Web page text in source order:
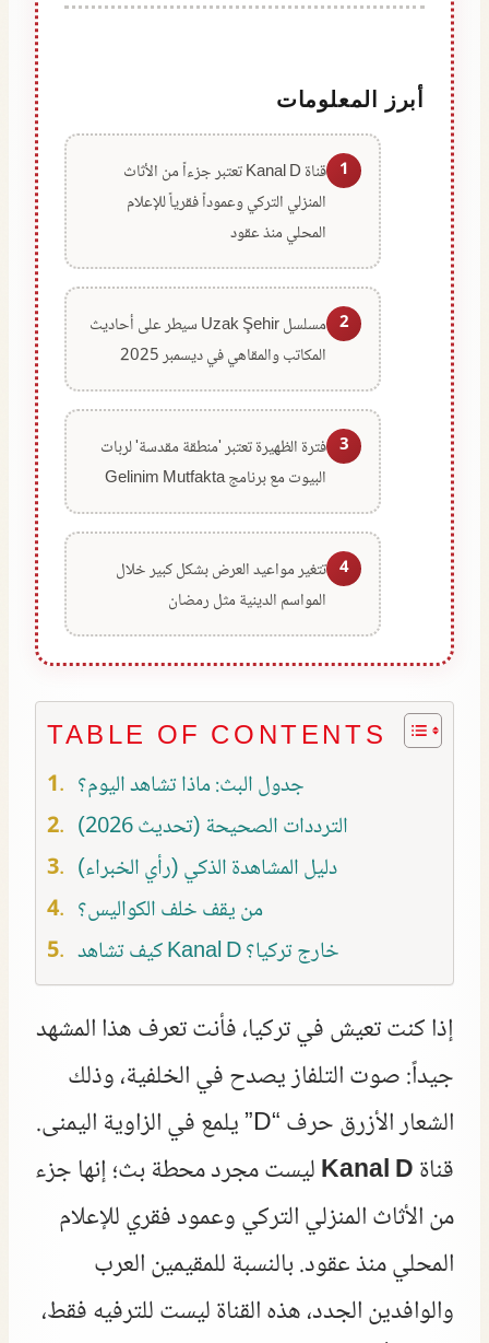
أبرز المعلومات
1
قناة Kanal D تعتبر جزءاً من الأثاث
المنزلي التركي وعموداً فقرياً للإعلام
المحلي منذ عقود
2
مسلسل Uzak Şehir سيطر على أحاديث
المكاتب والمقاهي في ديسمبر 2025
3 فترة الظهيرة تعتبر 'منطقة مقدسة' لربات
البيوت مع برنامج Gelinim Mutfakta
4 تتغير مواعيد العرض بشكل كبير خلال
المواسم الدينية مثل رمضان
TABLE OF CONTENTS
جدول البث: ماذا تشاهد اليوم؟
الترددات الصحيحة (تحديث 2026)
دليل المشاهدة الذكي (رأي الخبراء)
من يقف خلف الكواليس؟
كيف تشاهد Kanal D خارج تركيا؟
إذا كنت تعيش في تركيا، فأنت تعرف هذا المشهد
جيداً: صوت التلفاز يصدح في الخلفية، وذلك
الشعار الأزرق حرف “D” يلمع في الزاوية اليمنى.
قناةKanal Dليست مجرد محطة بث؛ إنها جزء
من الأثاث المنزلي التركي وعمود فقري للإعلام
المحلي منذ عقود. بالنسبة للمقيمين العرب
والوافدين الجدد، هذه القناة ليست للترفيه فقط،